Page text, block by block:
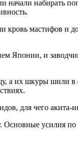
набирать
кровь мастифов и
Японии, и
а их шкуры шили в
для чего акита-
Основные усилия